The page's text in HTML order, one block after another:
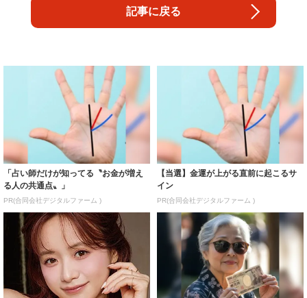
記事に戻る
「占い師だけが知ってる〝お金が増え
る人の共通点〟」
PR(合同会社デジタルファーム )
【当選】金運が上がる直前に起こるサ
イン
PR(合同会社デジタルファーム )